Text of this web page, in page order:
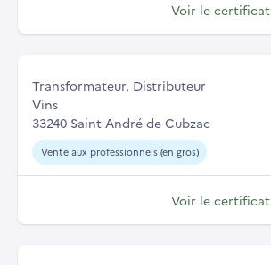
Voir le certificat
Transformateur, Distributeur
Vins
33240 Saint André de Cubzac
Vente aux professionnels (en gros)
Voir le certificat